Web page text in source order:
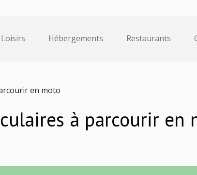
Loisirs Hébergements Restaurants
en moto
à parcourir en